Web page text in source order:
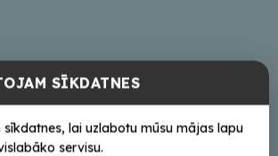
SĪKDATNES
lai uzlabotu mūsu mājas lapu
servisu.